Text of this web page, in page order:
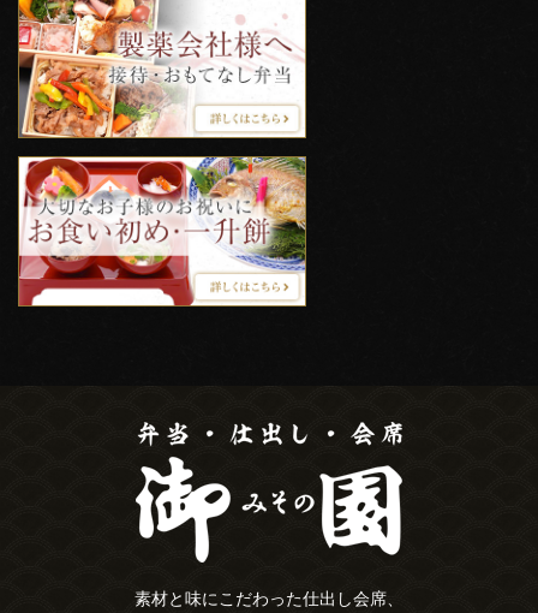
素材と味にこだわった仕出し会席、